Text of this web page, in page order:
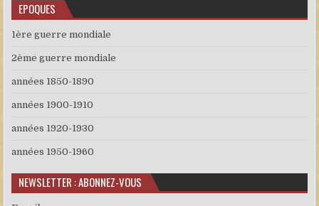
EPOQUES
1ère guerre mondiale
2ème guerre mondiale
années 1850-1890
années 1900-1910
années 1920-1930
années 1950-1960
NEWSLETTER : ABONNEZ-VOUS